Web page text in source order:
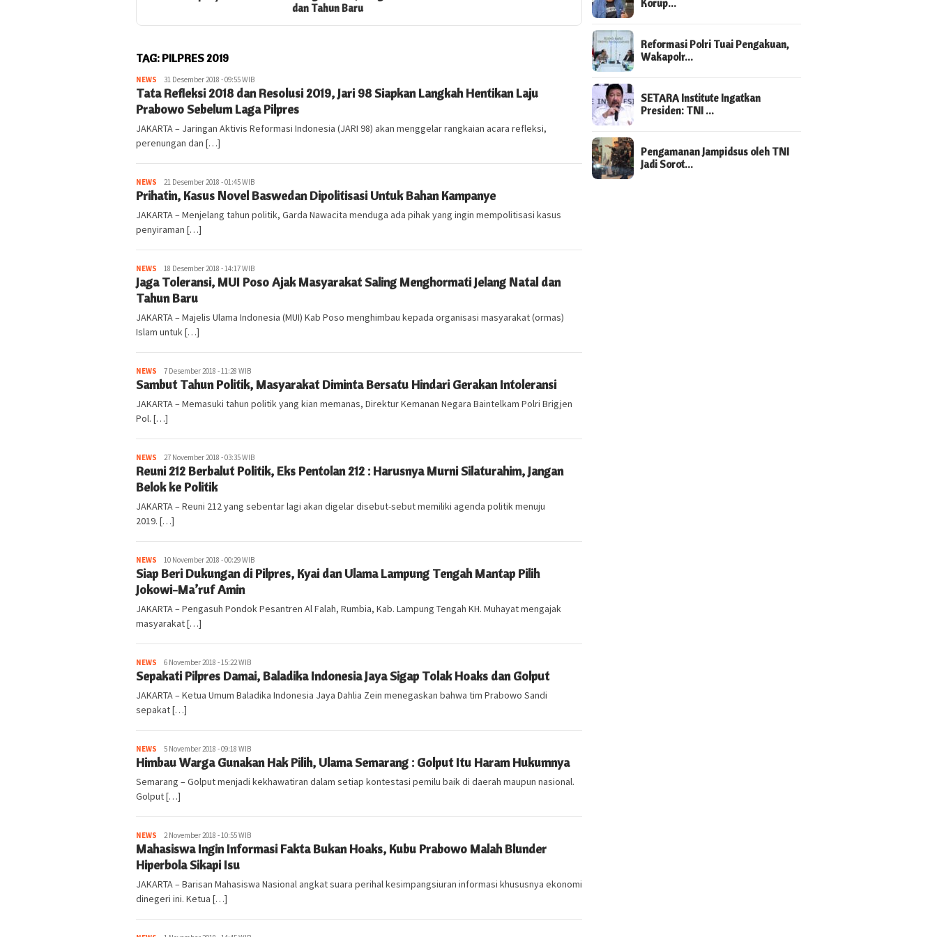
Pilih Jokowi-Ma’ruf Amin
TAG: PILPRES 2019
NEWS kabarlampung.com
31 Desember 2018 - 09:55 WIB
Tata Refleksi 2018 dan Resolusi 2019, Jari 98 Siapkan Langkah Hentikan Laju
Prabowo Sebelum Laga Pilpres
JAKARTA – Jaringan Aktivis Reformasi Indonesia (JARI 98) akan menggelar rangkaian acara refleksi,
perenungan dan […]
NEWS kabarlampung.com
21 Desember 2018 - 01:45 WIB
Prihatin, Kasus Novel Baswedan Dipolitisasi Untuk Bahan Kampanye
JAKARTA – Menjelang tahun politik, Garda Nawacita menduga ada pihak yang ingin mempolitisasi kasus
penyiraman […]
NEWS kabarlampung.com
18 Desember 2018 - 14:17 WIB
Jaga Toleransi, MUI Poso Ajak Masyarakat Saling Menghormati Jelang Natal dan
Tahun Baru
JAKARTA – Majelis Ulama Indonesia (MUI) Kab Poso menghimbau kepada organisasi masyarakat (ormas)
Islam untuk […]
NEWS kabarlampung.com
7 Desember 2018 - 11:28 WIB
Sambut Tahun Politik, Masyarakat Diminta Bersatu Hindari Gerakan Intoleransi
JAKARTA – Memasuki tahun politik yang kian memanas, Direktur Kemanan Negara Baintelkam Polri Brigjen
Pol. […]
NEWS kabarlampung.com
27 November 2018 - 03:35 WIB
Reuni 212 Berbalut Politik, Eks Pentolan 212 : Harusnya Murni Silaturahim, Jangan
Belok ke Politik
JAKARTA – Reuni 212 yang sebentar lagi akan digelar disebut-sebut memiliki agenda politik menuju
2019. […]
NEWS kabarlampung.com
10 November 2018 - 00:29 WIB
Siap Beri Dukungan di Pilpres, Kyai dan Ulama Lampung Tengah Mantap Pilih
Jokowi-Ma’ruf Amin
JAKARTA – Pengasuh Pondok Pesantren Al Falah, Rumbia, Kab. Lampung Tengah KH. Muhayat mengajak
masyarakat […]
NEWS kabarlampung.com
6 November 2018 - 15:22 WIB
Sepakati Pilpres Damai, Baladika Indonesia Jaya Sigap Tolak Hoaks dan Golput
JAKARTA – Ketua Umum Baladika Indonesia Jaya Dahlia Zein menegaskan bahwa tim Prabowo Sandi
sepakat […]
NEWS kabarlampung.com
5 November 2018 - 09:18 WIB
Himbau Warga Gunakan Hak Pilih, Ulama Semarang : Golput Itu Haram Hukumnya
Semarang – Golput menjadi kekhawatiran dalam setiap kontestasi pemilu baik di daerah maupun nasional.
Golput […]
NEWS kabarlampung.com
2 November 2018 - 10:55 WIB
Mahasiswa Ingin Informasi Fakta Bukan Hoaks, Kubu Prabowo Malah Blunder
Hiperbola Sikapi Isu
JAKARTA – Barisan Mahasiswa Nasional angkat suara perihal kesimpangsiuran informasi khususnya ekonomi
dinegeri ini. Ketua […]
Korup…
Reformasi Polri Tuai Pengakuan,
Wakapolr…
SETARA Institute Ingatkan
Presiden: TNI …
Pengamanan Jampidsus oleh TNI
Jadi Sorot…